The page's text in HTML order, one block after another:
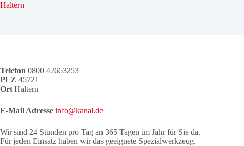
Haltern
Telefon 0800 42663253
PLZ 45721
Ort Haltern
E-Mail Adresse info@kanal.de
Wir sind 24 Stunden pro Tag an 365 Tagen im Jahr für Sie da.
Für jeden Einsatz haben wir das geeignete Spezialwerkzeug.